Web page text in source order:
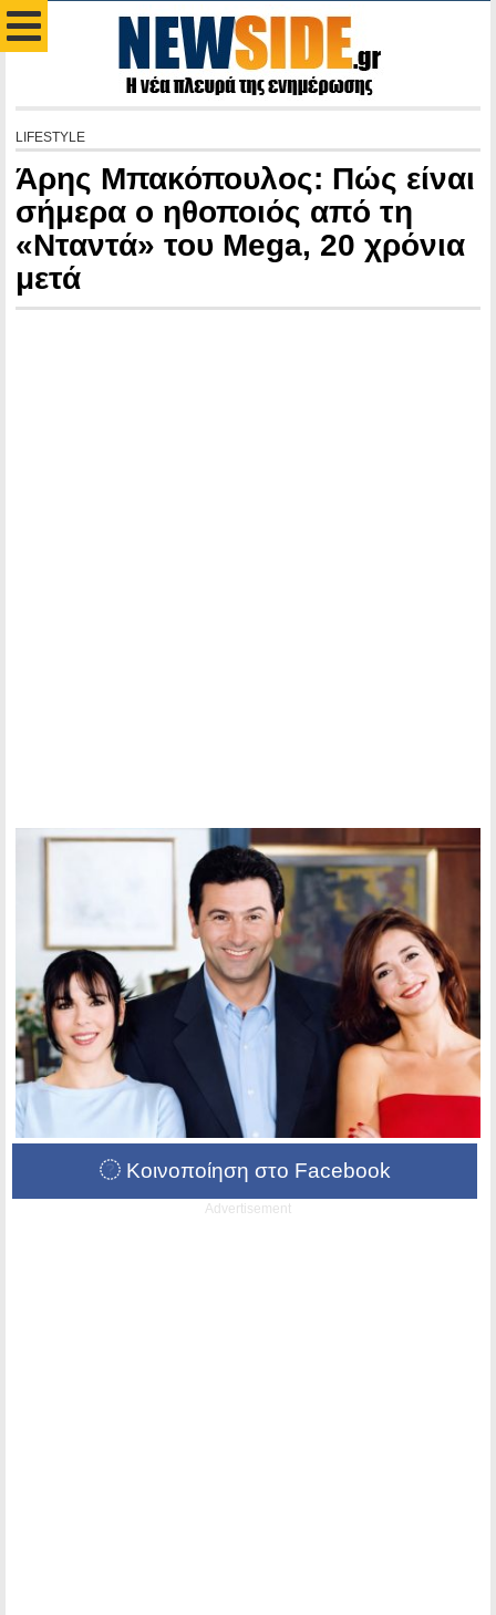
LIFESTYLE
Άρης Μπακόπουλος: Πώς είναι
σήμερα ο ηθοποιός από τη
«Νταντά» του Mega, 20 χρόνια
μετά
Κοινοποίηση στο Facebook
Advertisement